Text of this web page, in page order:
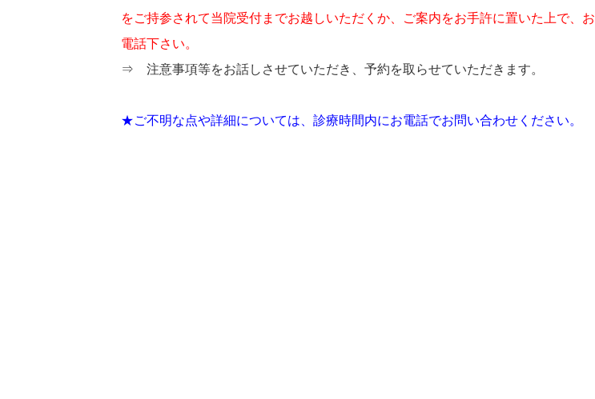
をご持参されて当院受付までお越しいただくか、ご案内をお手許に置いた上で、お
電話下さい。
⇒ 注意事項等をお話しさせていただき、予約を取らせていただきます。
★ご不明な点や詳細については、診療時間内にお電話でお問い合わせください。